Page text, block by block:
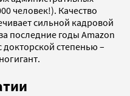
человек!). Качество
сильной кадровой
последние годы Amazon
докторской степенью –